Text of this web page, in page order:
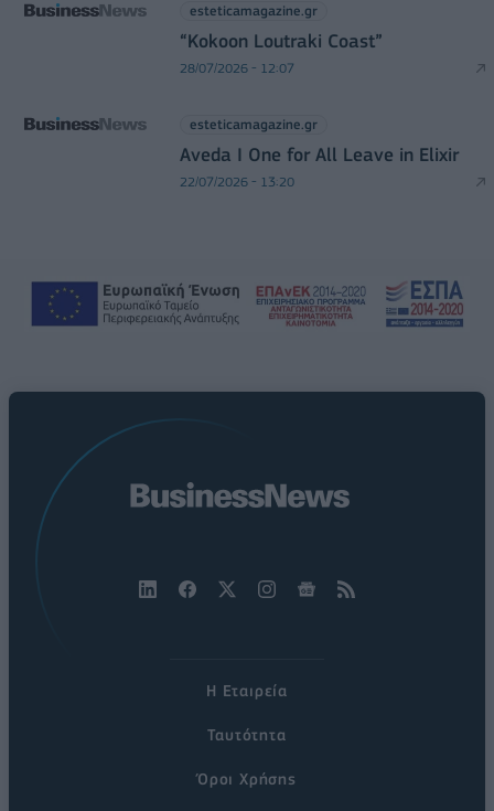
esteticamagazine.gr
“Kokoon Loutraki Coast”
28/07/2026 - 12:07
esteticamagazine.gr
Aveda I One for All Leave in Elixir
22/07/2026 - 13:20
Η Εταιρεία
Ταυτότητα
Όροι Χρήσης